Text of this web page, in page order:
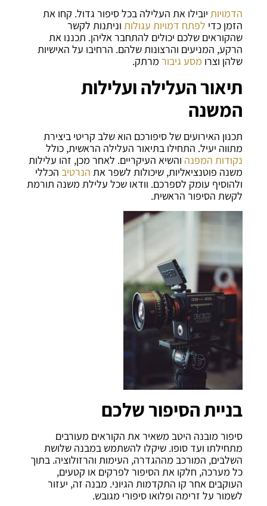
הדמויות יובילו את העלילה בכל סיפור גדול. קחו את
הזמן כדי לפתח דמויות עגולות וניתנות לקשר
שהקוראים שלכם יכולים להתחבר אליהן. תכננו את
הרקע, המניעים והרצונות שלהם. הרחיבו על האישיות
שלהן וצרו מסע גיבור מרתק.
תיאור העלילה ועלילות
המשנה
תכנון האירועים של סיפורכם הוא שלב קריטי ביצירת
מתווה יעיל. התחילו בתיאור העלילה הראשית, כולל
נקודות המפנה והשיא העיקריים. לאחר מכן, זהו עלילות
משנה פוטנציאליות, שיכולות לשפר את הנרטיב הכללי
ולהוסיף עומק לספרכם. וודאו שכל עלילת משנה תורמת
לקשת הסיפור הראשית.
בניית הסיפור שלכם
סיפור מובנה היטב משאיר את הקוראים מעורבים
מתחילתו ועד סופו. שיקלו להשתמש במבנה שלושת
השלבים, המורכב מההגדרה, העימות והרזולוציה. בתוך
כל מערכה, חלקו את הסיפור לפרקים או קטעים,
העוקבים אחר קו התקדמות הגיוני. מבנה זה, יעזור
לשמור על זרימה ופלואו סיפורי מגובש.